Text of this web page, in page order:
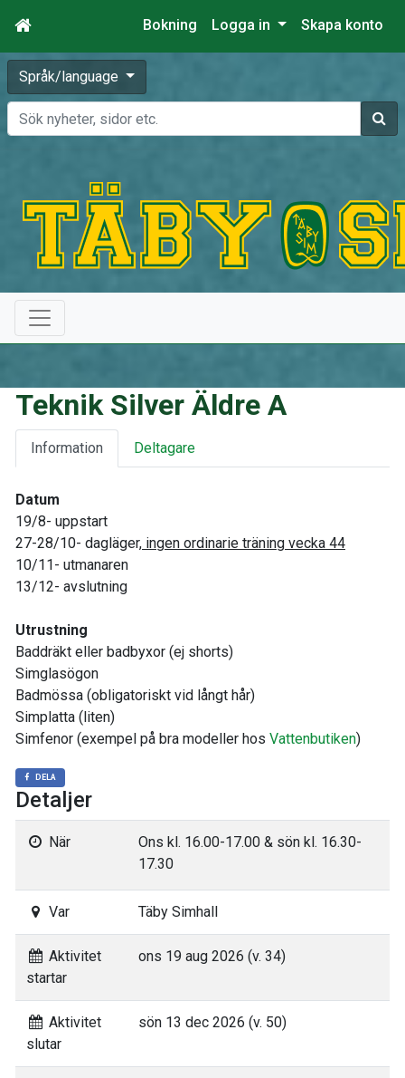
Bokning Logga in Skapa konto
Språk/language
Sök
Teknik Silver Äldre A
Information Deltagare
Datum
19/8- uppstart
27-28/10- dagläger, ingen ordinarie träning vecka 44
10/11- utmanaren
13/12- avslutning
Utrustning
Baddräkt eller badbyxor (ej shorts)
Simglasögon
Badmössa (obligatoriskt vid långt hår)
Simplatta (liten)
Simfenor (exempel på bra modeller hos Vattenbutiken)
DELA
Detaljer
När
Ons kl. 16.00-17.00 & sön kl. 16.30-
17.30
Var Täby Simhall
Aktivitet
startar
ons 19 aug 2026 (v. 34)
Aktivitet
slutar
sön 13 dec 2026 (v. 50)